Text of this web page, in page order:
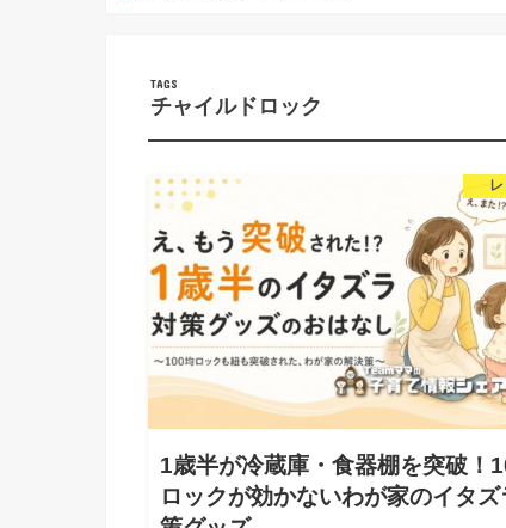
チャイルドロック
1歳半が冷蔵庫・食器棚を突破！
ロックが効かないわが家のイタズ